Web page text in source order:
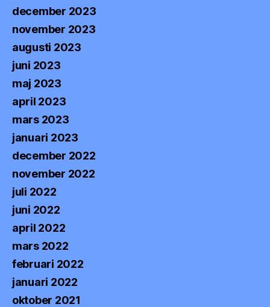
december 2023
november 2023
augusti 2023
juni 2023
maj 2023
april 2023
mars 2023
januari 2023
december 2022
november 2022
juli 2022
juni 2022
april 2022
mars 2022
februari 2022
januari 2022
oktober 2021